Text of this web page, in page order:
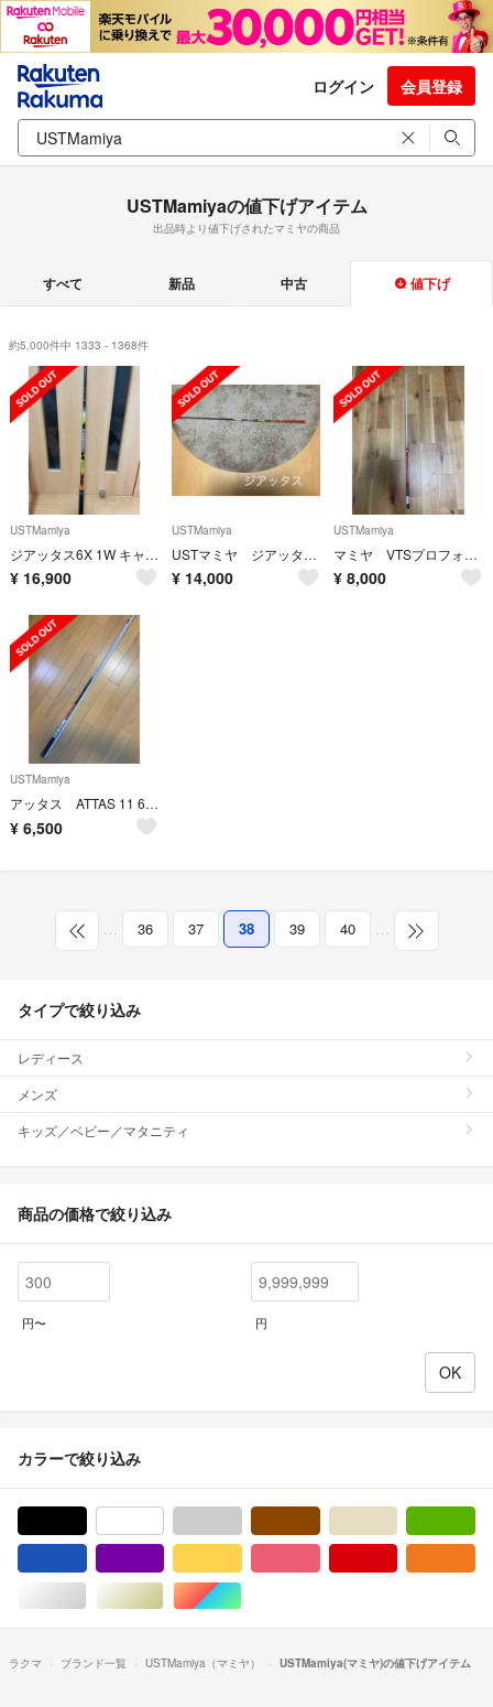
ログイン 会員登録
USTMamiyaの値下げアイテム
出品時より値下げされたマミヤの商品
すべて 新品 中古 値下げ
約5,000件中 1333 - 1368件
USTMamiya
ジアッタス6X 1W キャロウェイスリーブ対応
¥ 16,900
USTMamiya
USTマミヤ ジアッタス5S キャロウェイスリーブ
¥ 14,000
USTMamiya
マミヤ VTSプロフォース シルバー 6S
¥ 8,000
USTMamiya
アッタス ATTAS 11 6S シャフト単品
¥ 6,500
… 36 37 38 39 40 …
タイプで絞り込み
レディース
メンズ
キッズ／ベビー／マタニティ
商品の価格で絞り込み
円〜 円
カラーで絞り込み
シルバー/銀色系ゴールド/金色系マルチカラー
ラクマ ブランド一覧 USTMamiya（マミヤ） USTMamiya(マミヤ)の値下げアイテム